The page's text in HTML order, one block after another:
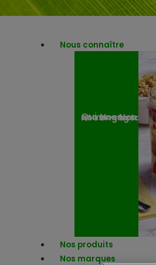
Nous connaître
Qui sommes-nous ? Nos Nos
Nos produits
Nos marques